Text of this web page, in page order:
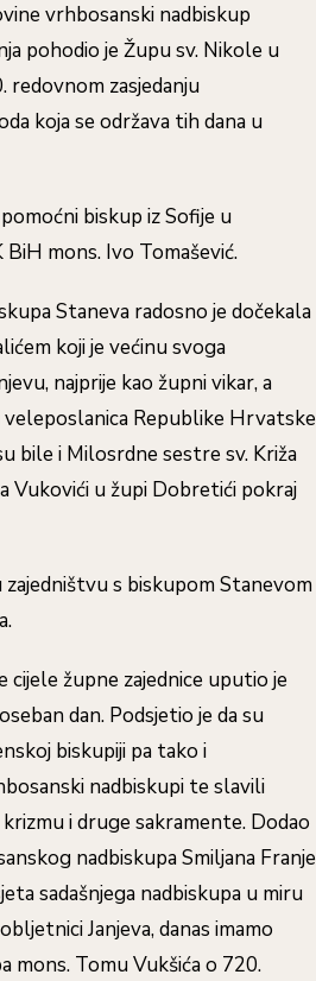
vrhbosanski nadbiskup
pohodio je Župu sv. Nikole u
redovnom zasjedanju
koja se održava tih dana u
biskup iz Sofije u
mons. Ivo Tomašević.
Staneva radosno je dočekala
koji je većinu svoga
najprije kao župni vikar, a
veleposlanica Republike Hrvatske
bile i Milosrdne sestre sv. Križa
Vukovići u župi Dobretići pokraj
s biskupom Stanevom
cijele župne zajednice uputio je
dan. Podsjetio je da su
biskupiji pa tako i
nadbiskupi te slavili
i druge sakramente. Dodao
nadbiskupa Smiljana Franje
sadašnjega nadbiskupa u miru
Janjeva, danas imamo
mons. Tomu Vukšića o 720.